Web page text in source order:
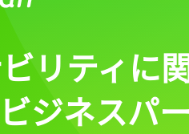
リティに
ジネスパ